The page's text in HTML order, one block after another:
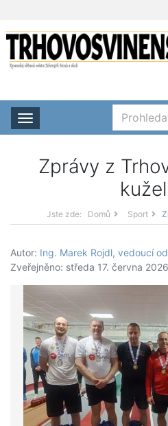
Rozbalit nabídku
Zprávy z
Jste zde: Domů Sport
Autor: Ing. Marek Rojdl, vedoucí
Zveřejněno: středa 17. června